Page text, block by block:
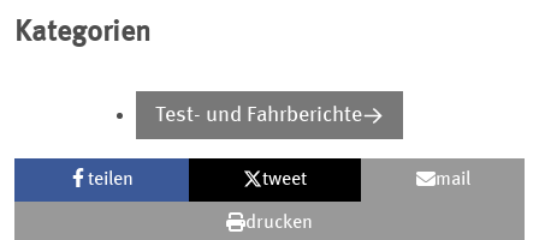
Kategorien
Test- und Fahrberichte
teilen tweet mail
drucken